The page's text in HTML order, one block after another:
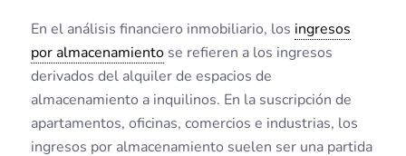
En el análisis financiero inmobiliario, los ingresos
por almacenamientose refieren a los ingresos
derivados del alquiler de espacios de
almacenamiento a inquilinos. En la suscripción de
apartamentos, oficinas, comercios e industrias, los
ingresos por almacenamiento suelen ser una partida